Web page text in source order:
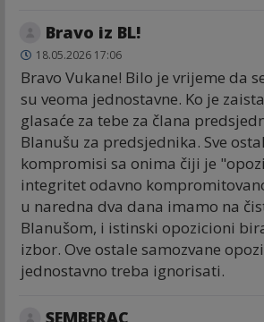
Bravo iz BL!
18.05.2026 17:06
Bravo Vukane! Bilo je vrijeme da
su veoma jednostavne. Ko je
glasaće za tebe za člana
Blanušu za predsjednika. Sve
kompromisi sa onima čiji je
integritet odavno
u naredna dva dana imamo na
Blanušom, i istinski opozicioni
izbor. Ove ostale samozvane
jednostavno treba ignorisati.
SEMBERAC